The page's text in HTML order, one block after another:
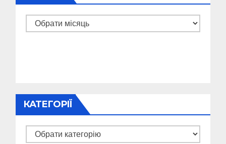
Архіви
КАТЕГОРІЇ
Категорії